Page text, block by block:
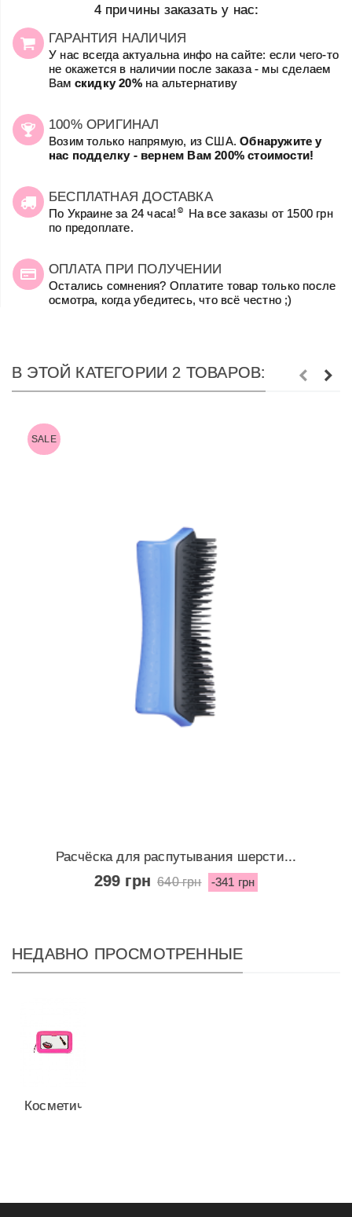
4 причины заказать у нас:
ГАРАНТИЯ НАЛИЧИЯ
У нас всегда актуальна инфо на сайте: если чего-то
не окажется в наличии после заказа - мы сделаем
Вам скидку 20%на альтернативу
100% ОРИГИНАЛ
Возим только напрямую, из США.Обнаружите у
нас подделку - вернем Вам 200% стоимости!
БЕСПЛАТНАЯ ДОСТАВКА
По Украине за 24 часа! ☺
На все заказы от 1500 грн
по предоплате.
ОПЛАТА ПРИ ПОЛУЧЕНИИ
Остались сомнения? Оплатите товар только после
осмотра, когда убедитесь, что всё честно ;)
В ЭТОЙ КАТЕГОРИИ 2 ТОВАРОВ:
SALE
Расчёска для распутывания шерсти...
299 грн 640 грн -341 грн
НЕДАВНО ПРОСМОТРЕННЫЕ
Косметичка